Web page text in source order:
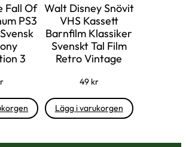
Fall Of
PS3
3
Walt Disney Snövit
VHS Kassett
Barnfilm Klassiker
Svenskt Tal Film
Retro Vintage
49 kr
Lägg i varukorgen